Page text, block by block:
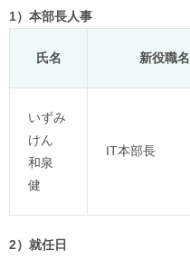
1）本部長人事
氏名 新役職名
いずみ
けん
和泉
健
IT本部長
2）就任日